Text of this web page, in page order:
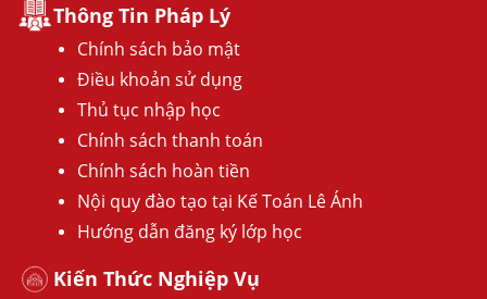
Thông Tin Pháp Lý
Chính sách bảo mật
Điều khoản sử dụng
Thủ tục nhập học
Chính sách thanh toán
Chính sách hoàn tiền
Nội quy đào tạo tại Kế Toán Lê Ánh
Hướng dẫn đăng ký lớp học
Kiến Thức Nghiệp Vụ